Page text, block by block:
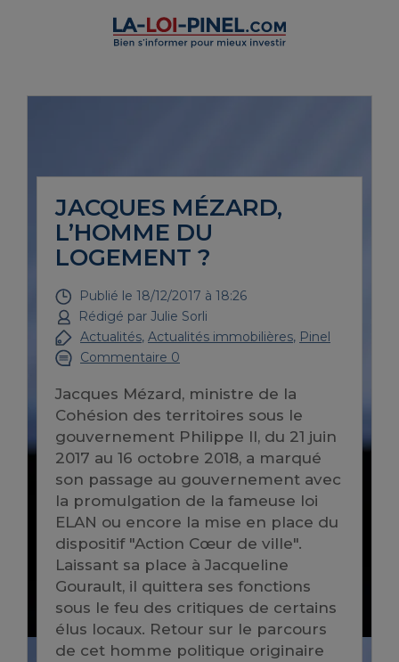
JACQUES MÉZARD,
L’HOMME DU
LOGEMENT ?
Publié le 18/12/2017 à 18:26
Rédigé par Julie Sorli
Actualités, Actualités immobilières, Pinel
Commentaire 0
Jacques Mézard, ministre de la
Cohésion des territoires sous le
gouvernement Philippe II, du 21 juin
2017 au 16 octobre 2018, a marqué
son passage au gouvernement avec
la promulgation de la fameuse loi
ELAN ou encore la mise en place du
dispositif "Action Cœur de ville".
Laissant sa place à Jacqueline
Gourault, il quittera ses fonctions
sous le feu des critiques de certains
élus locaux. Retour sur le parcours
de cet homme politique originaire